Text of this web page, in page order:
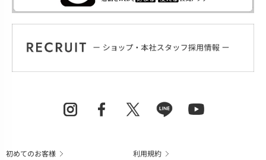
初めてのお客様
利用規約